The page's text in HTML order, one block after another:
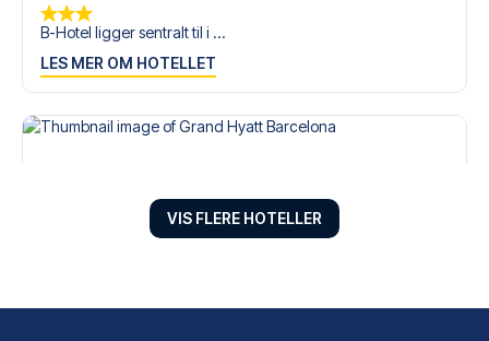
B-Hotel ligger sentralt til i ...
LES MER OM HOTELLET
VIS FLERE HOTELLER